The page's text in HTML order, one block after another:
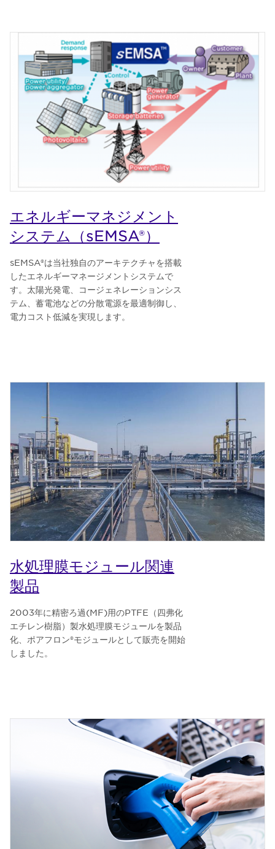
エネルギーマネジメント
システム（sEMSA®）
sEMSA®は当社独自のアーキテクチャを搭載
したエネルギーマネージメントシステムで
す。太陽光発電、コージェネレーションシス
テム、蓄電池などの分散電源を最適制御し、
電力コスト低減を実現します。
水処理膜モジュール関連
製品
2003年に精密ろ過(MF)用のPTFE（四弗化
エチレン樹脂）製水処理膜モジュールを製品
化、ポアフロン®モジュールとして販売を開始
しました。